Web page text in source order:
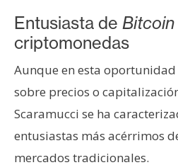
Entusiasta de Bitcoin
criptomonedas
Aunque en esta
sobre precios o
Scaramucci se ha
entusiastas más acérrimos
mercados tradicionales.